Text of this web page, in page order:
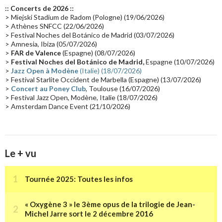
Passages radio Vidéo Jarrecast (16) Synthé 80's
Les concerts en Chine(16) Cinéma
Synthé Roland(15) Belgique(15)
(14) Astronomie (14)
Tournée 2025(14) 2024(14) Chine(13)
:: Concerts de 2026 ::
> Miejski Stadium de Radom (Pologne) (19/06/2026)
> Athènes SNFCC (22/06/2026)
> Festival Noches del Botánico de Madrid (03/07/2026)
> Amnesia, Ibiza (05/07/2026)
> FAR de Valence(Espagne) (08/07/2026)
> Festival Noches del Botánico de Madrid,Espagne (10/07/2026)
> Jazz Open à Modène(Italie) (18/07/2026)
> Festival Starlite Occident de Marbella (Espagne) (13/07/2026)
> Concert au Poney Club, Toulouse (16/07/2026)
> Festival Jazz Open, Modène, Italie (18/07/2026)
> Amsterdam Dance Event (21/10/2026)
Le + vu